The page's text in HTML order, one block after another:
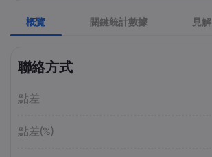
張瑋庭 2026 Jun 13, 00:00
北約安全態勢與美軍部署調整：美歐風險
陳昊然
概覽 關鍵統計數據 見解
聯絡方式
點差
點差(%)